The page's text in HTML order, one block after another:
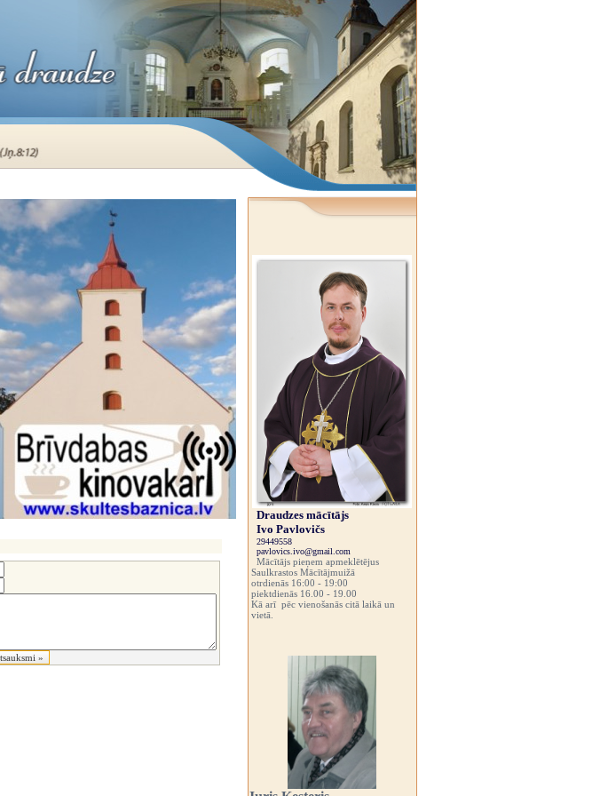
Draudzes mācītājs
Ivo Pavlovičs
29449558
pavlovics.ivo@gmail.com
Mācītājs pieņem apmeklētējus
Saulkrastos Mācītājmuižā
otrdienās 16:00 - 19:00
piektdienās 16.00 - 19.00
Kā arī pēc vienošanās citā laikā un
vietā.